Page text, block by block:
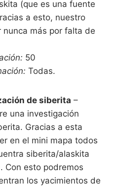
(que es una fuente
a esto, nuestro
más por falta de
50
Todas.
de siberita –
una investigación
Gracias a esta
en el mini mapa todos
siberita/alaskita
Con esto podremos
los yacimientos de